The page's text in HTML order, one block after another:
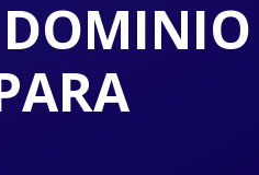
DOMINIO